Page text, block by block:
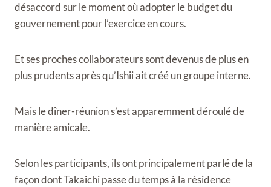
désaccord sur le moment où adopter le budget du
gouvernement pour l’exercice en cours.
Et ses proches collaborateurs sont devenus de plus en
plus prudents après qu’Ishii ait créé un groupe interne.
Mais le dîner-réunion s’est apparemment déroulé de
manière amicale.
Selon les participants, ils ont principalement parlé de la
façon dont Takaichi passe du temps à la résidence